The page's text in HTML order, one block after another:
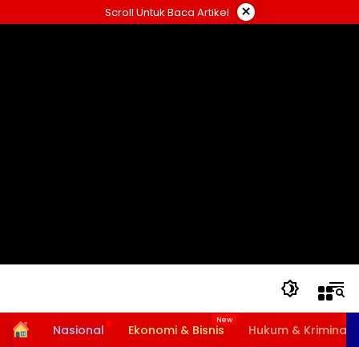
ke
Scroll Untuk Baca Artikel ×
HomeNasional Ekonomi & Bisnis Hukum & Kriminal